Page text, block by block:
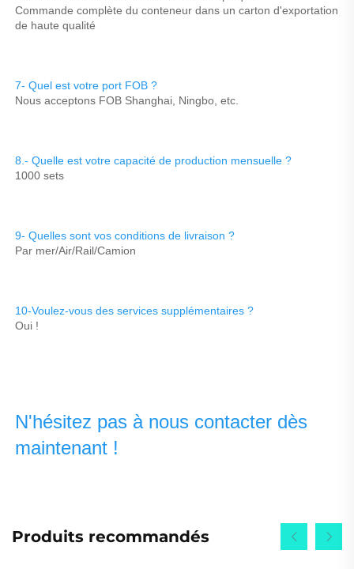
Commande complète du conteneur dans un carton d'exportation
de haute qualité
7- Quel est votre port FOB ?
Nous acceptons FOB Shanghai, Ningbo, etc.
8.- Quelle est votre capacité de production mensuelle ?
1000 sets
9- Quelles sont vos conditions de livraison ?
Par mer/Air/Rail/Camion
10-Voulez-vous des services supplémentaires ?
Oui !
N'hésitez pas à nous contacter dès
maintenant !
Produits recommandés